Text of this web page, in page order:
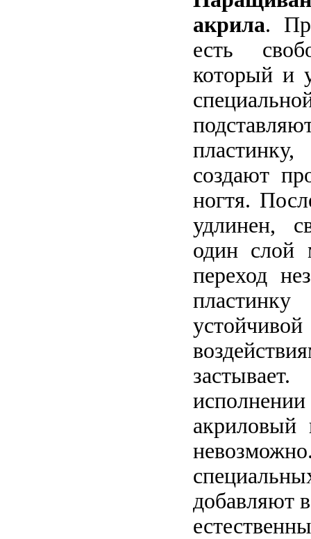
акрила.
есть
который и
создают
ногтя.
удлинен,
один слой
переход
акриловый
добавляют